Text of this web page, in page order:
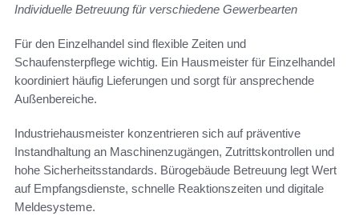
Individuelle Betreuung für verschiedene Gewerbearten
Für den Einzelhandel sind flexible Zeiten und
Schaufensterpflege wichtig. Ein Hausmeister für Einzelhandel
koordiniert häufig Lieferungen und sorgt für ansprechende
Außenbereiche.
Industriehausmeister konzentrieren sich auf präventive
Instandhaltung an Maschinenzugängen, Zutrittskontrollen und
hohe Sicherheitsstandards. Bürogebäude Betreuung legt Wert
auf Empfangsdienste, schnelle Reaktionszeiten und digitale
Meldesysteme.